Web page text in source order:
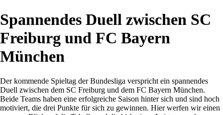
Spannendes Duell zwischen SC
Freiburg und FC Bayern
München
Der kommende Spieltag der Bundesliga verspricht ein spannendes
Duell zwischen dem SC Freiburg und dem FC Bayern München.
Beide Teams haben eine erfolgreiche Saison hinter sich und sind hoch
motiviert, die drei Punkte für sich zu gewinnen. Hier werfen wir einen